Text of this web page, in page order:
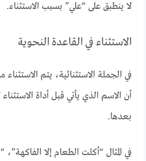
لا ينطبق على “علي” بسبب الاستثناء.
الاستثناء في القاعدة النحوية
في الجملة الاستثنائية، يتم
أن الاسم الذي يأتي قبل أداة
بعدها.
في المثال “أكلت الطعام إلا